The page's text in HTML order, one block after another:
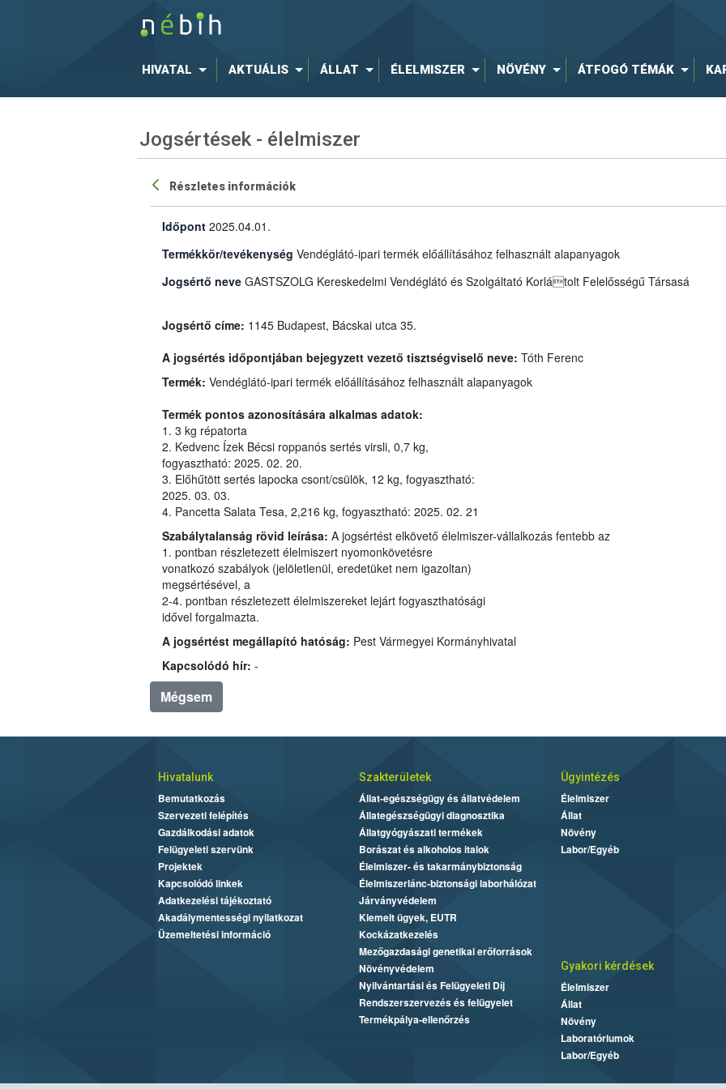
HIVATAL AKTUÁLIS ÁLLAT ÉLELMISZER NÖVÉNY ÁTFOGÓ TÉMÁK
Jogsértések - élelmiszer
Részletes információk
Időpont 2025.04.01.
Termékkör/tevékenység Vendéglátó-ipari termék előállításához felhasznált alapanyagok
Jogsértő neve GASTSZOLG Kereskedelmi Vendéglátó és Szolgáltató Korlátolt Felelősségű Társasá
Jogsértő címe: 1145 Budapest, Bácskai utca 35.
A jogsértés időpontjában bejegyzett vezető tisztségviselő neve: Tóth Ferenc
Termék:
Vendéglátó-ipari termék előállításához felhasznált alapanyagok
Termék pontos azonosítására alkalmas adatok:
1. 3 kg répatorta
2. Kedvenc Ízek Bécsi roppanós sertés virsli, 0,7 kg,
fogyasztható: 2025. 02. 20.
3. Előhűtött sertés lapocka csont/csülök, 12 kg, fogyasztható:
2025. 03. 03.
4. Pancetta Salata Tesa, 2,216 kg, fogyasztható: 2025. 02. 21
Szabálytalanság rövid leírása:
A jogsértést elkövető élelmiszer-vállalkozás fentebb az
1. pontban részletezett élelmiszert nyomonkövetésre
vonatkozó szabályok (jelöletlenül, eredetüket nem igazoltan)
megsértésével, a
2-4. pontban részletezett élelmiszereket lejárt fogyaszthatósági
idővel forgalmazta.
A jogsértést megállapító hatóság: Pest Vármegyei Kormányhivatal
Kapcsolódó hír: -
Mégsem
Hivatalunk
Bemutatkozás
Szervezeti felépítés
Gazdálkodási adatok
Felügyeleti szervünk
Projektek
Kapcsolódó linkek
Adatkezelési tájékoztató
Akadálymentességi nyilatkozat
Üzemeltetési információ
Szakterületek
Állat-egészségügy és állatvédelem
Állategészségügyi diagnosztika
Állatgyógyászati termékek
Borászat és alkoholos italok
Élelmiszer- és takarmánybiztonság
Élelmiszerlánc-biztonsági laborhálózat
Járványvédelem
Kiemelt ügyek, EUTR
Kockázatkezelés
Mezőgazdasági genetikai erőforrások
Növényvédelem
Nyilvántartási és Felügyeleti Díj
Rendszerszervezés és felügyelet
Termékpálya-ellenőrzés
Ügyintézés
Élelmiszer
Állat
Növény
Labor/Egyéb
Gyakori kérdések
Élelmiszer
Állat
Növény
Laboratóriumok
Labor/Egyéb